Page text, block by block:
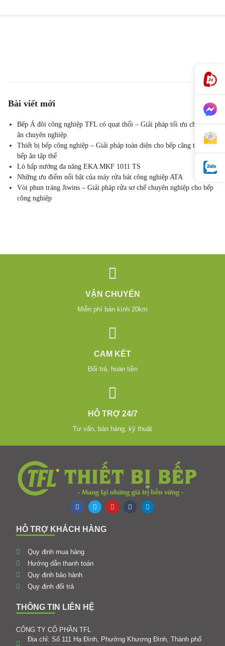
Bài viết mới
Bếp Á đôi công nghiệp TFL có quạt thổi – Giải pháp tối ưu cho bếp
ăn chuyên nghiệp
Thiết bị bếp công nghiệp – Giải pháp toàn diện cho bếp căng tin và
bếp ăn tập thể
Lò hấp nướng đa năng EKA MKF 1011 TS
Những ưu điểm nổi bật của máy rửa bát công nghiệp ATA
Vòi phun tráng Jiwins – Giải pháp rửa sơ chế chuyên nghiệp cho bếp
công nghiệp
VẬN CHUYỂN
Miễn phí bán kính 20km
CAM KẾT
Đổi trả, hoàn tiền
HỖ TRỢ 24/7
Tư vấn, bán hàng, kỹ thuật
HỖ TRỢ KHÁCH HÀNG
Quy định mua hàng
Hướng dẫn thanh toán
Quy định bảo hành
Quy định đổi trả
THÔNG TIN LIÊN HỆ
CÔNG TY CỔ PHẦN TFL
Địa chỉ: Số 111 Hạ Đình, Phường Khương Đình, Thành phố